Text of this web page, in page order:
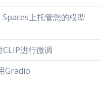
上托管您的模型
进行微调
Gradio